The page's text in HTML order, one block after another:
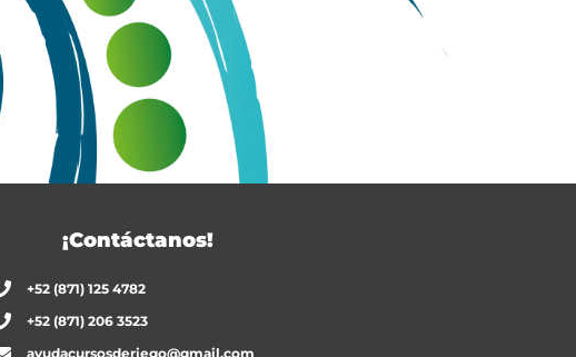
¡Contáctanos!
+52 (871) 125 4782
+52 (871) 206 3523
ayudacursosderiego@gmail.com